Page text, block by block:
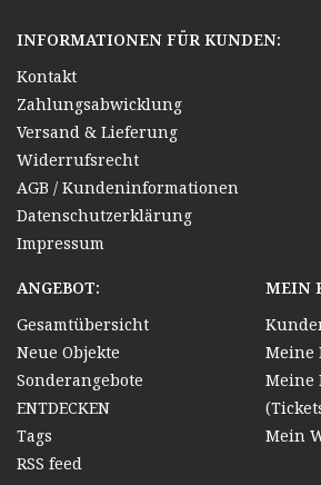
INFORMATIONEN FÜR KUNDEN:
Kontakt
Zahlungsabwicklung
Versand & Lieferung
Widerrufsrecht
AGB / Kundeninformationen
Datenschutzerklärung
Impressum
ANGEBOT:
Gesamtübersicht
Neue Objekte
Sonderangebote
ENTDECKEN
Tags
RSS feed
MEIN
Meine
Meine
Mein